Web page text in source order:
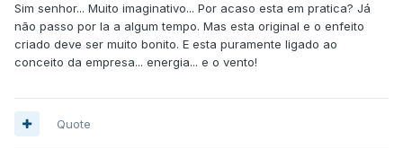
Sim senhor... Muito imaginativo... Por acaso esta em pratica? Já
não passo por la a algum tempo. Mas esta original e o enfeito
criado deve ser muito bonito. E esta puramente ligado ao
conceito da empresa... energia... e o vento!
Quote